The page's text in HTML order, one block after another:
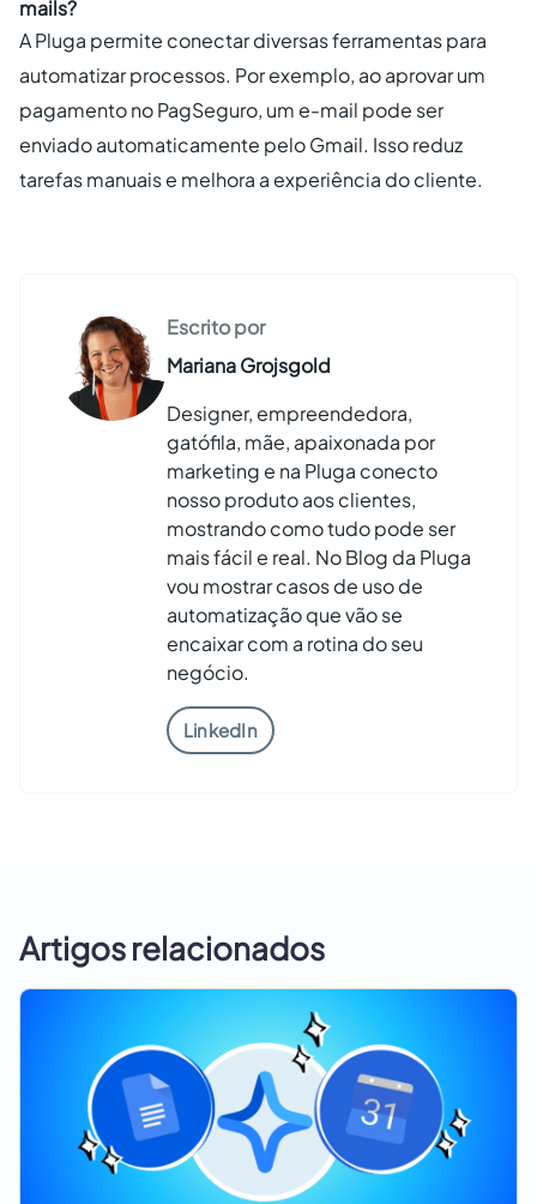
mails?
A Pluga permite conectar diversas ferramentas para
automatizar processos. Por exemplo, ao aprovar um
pagamento no PagSeguro, um e-mail pode ser
enviado automaticamente pelo Gmail. Isso reduz
tarefas manuais e melhora a experiência do cliente.
Escrito por
Mariana Grojsgold
Designer, empreendedora,
gatófila, mãe, apaixonada por
marketing e na Pluga conecto
nosso produto aos clientes,
mostrando como tudo pode ser
mais fácil e real. No Blog da Pluga
vou mostrar casos de uso de
automatização que vão se
encaixar com a rotina do seu
negócio.
LinkedIn
Artigos relacionados